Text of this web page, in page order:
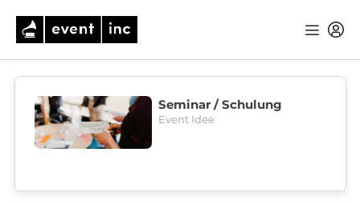
Seminar / Schulung
Event Idee